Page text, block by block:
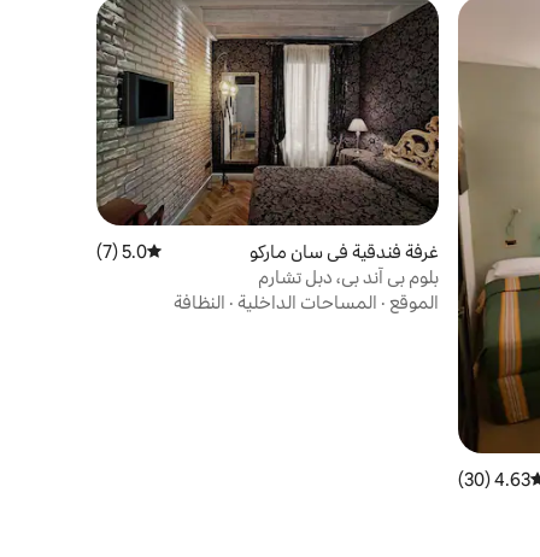
التقييم 4.63 من 5، 30 مراجعات
4.63 (30)
غرفة فندقية في سان ماركو متوسط التقييم 5.0 من 5، 7 مراجعات
5.0 (7)
بلوم بي آند بي، دبل تشارم
الموقع · المساحات الداخلية · النظافة